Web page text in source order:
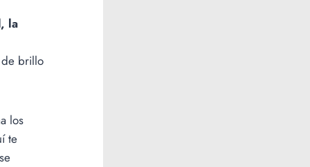
la
de brillo
los
te